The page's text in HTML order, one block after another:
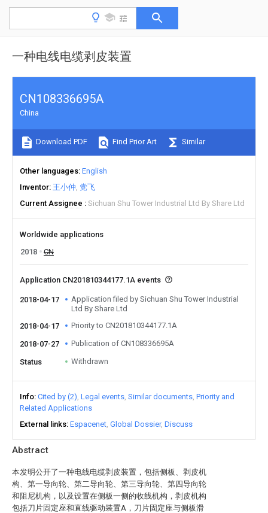
一种电线电缆剥皮装置
Abstract
本发明公开了一种电线电缆剥皮装置，包括侧板、剥皮机
构、第一导向轮、第二导向轮、第三导向轮、第四导向轮
和阻尼机构，以及设置在侧板一侧的收线机构，剥皮机构
包括刀片固定座和直线驱动装置A，刀片固定座与侧板滑
CN108336695A
China
Download PDF Find Prior Art Similar
Other languages English
Inventor 王小仲 党飞
Current Assignee
Sichuan Shu Tower Industrial Ltd By Share Ltd
Worldwide applications
2018
CN
Application CN201810344177.1A events
2018-04-17
Application filed by Sichuan Shu Tower Industrial
Ltd By Share Ltd
2018-04-17
Priority to CN201810344177.1A
2018-07-27 Publication of CN108336695A
Status Withdrawn
Info Cited by (2) Legal events Similar documents Priority and
Related Applications
External links Espacenet Global Dossier Discuss